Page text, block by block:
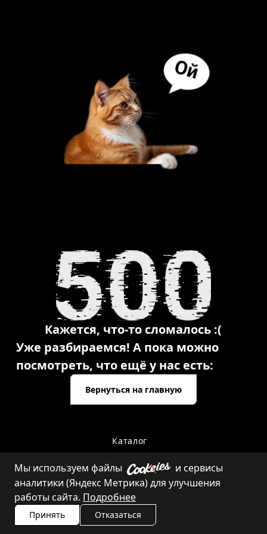
Кажется, что-то сломалось :(
Уже разбираемся! А пока можно
посмотреть, что ещё у нас есть:
Вернуться на главную
Каталог
Контакты
Мы используем файлы
и сервисы
аналитики (Яндекс Метрика) для улучшения
работы сайта. Подробнее
Принять Отказаться